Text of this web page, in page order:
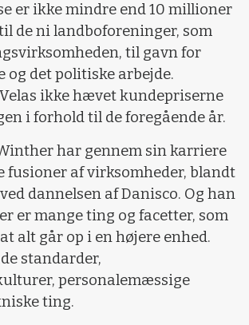
er ikke mindre end 10 millioner
de ni landboforeninger, som
til gavn for
og det politiske arbejde.
ikke hævet kundepriserne
i forhold til de foregående år.
har gennem sin karriere
fusioner af virksomheder, blandt
dannelsen af Danisco. Og han
er mange ting og facetter, som
alt går op i en højere enhed.
standarder,
personalemæssige
ting.